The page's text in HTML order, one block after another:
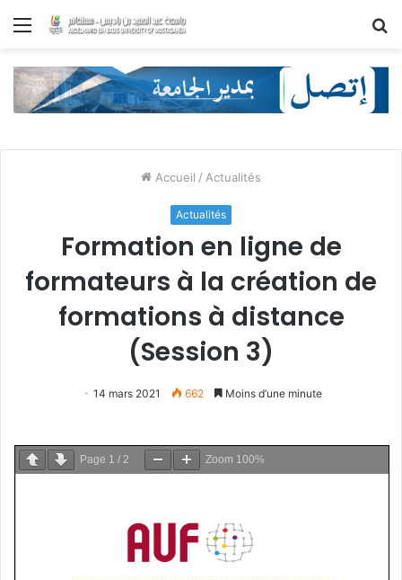
Menu
Accueil / Actualités
Actualités
Formation en ligne de
formateurs à la création de
formations à distance
(Session 3)
14 mars 2021 662 Moins d’une minute
Page 1 / 2 Zoom 100%